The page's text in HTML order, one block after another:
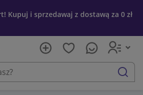
Kupuj i sprzedawaj z dostawą za 0 zł
szukaj